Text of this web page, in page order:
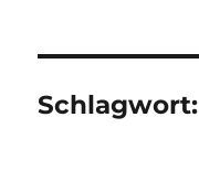
Schlagwort: